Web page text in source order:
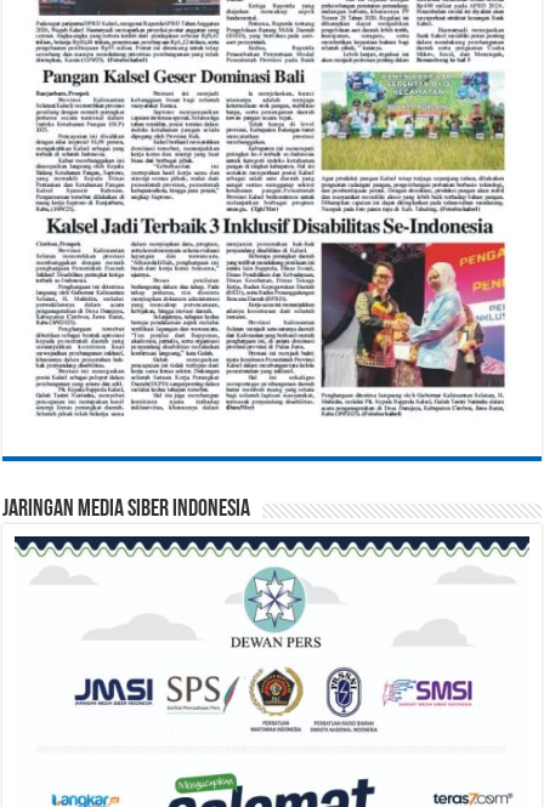
Jaringan Media Siber Indonesia